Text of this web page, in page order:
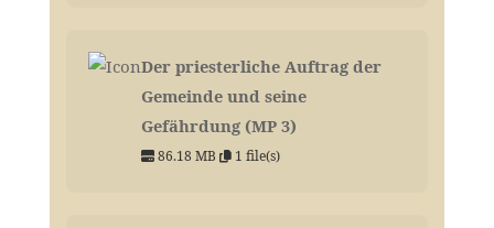
Der priesterliche Auftrag der
Gemeinde und seine
Gefährdung (MP 3)
86.18 MB 1 file(s)